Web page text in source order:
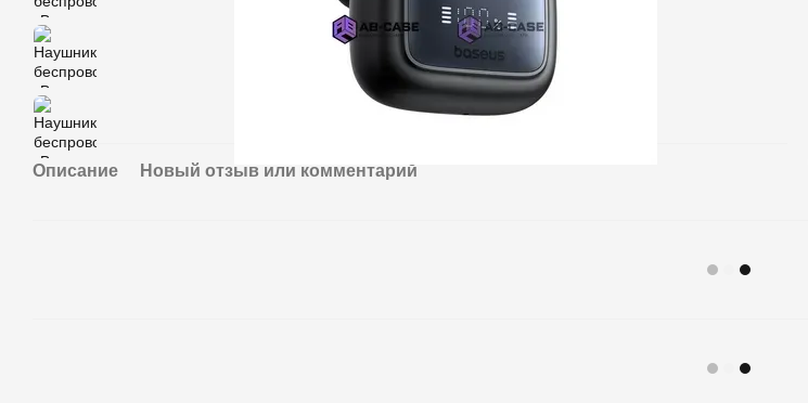
Описание Новый отзыв или комментарий